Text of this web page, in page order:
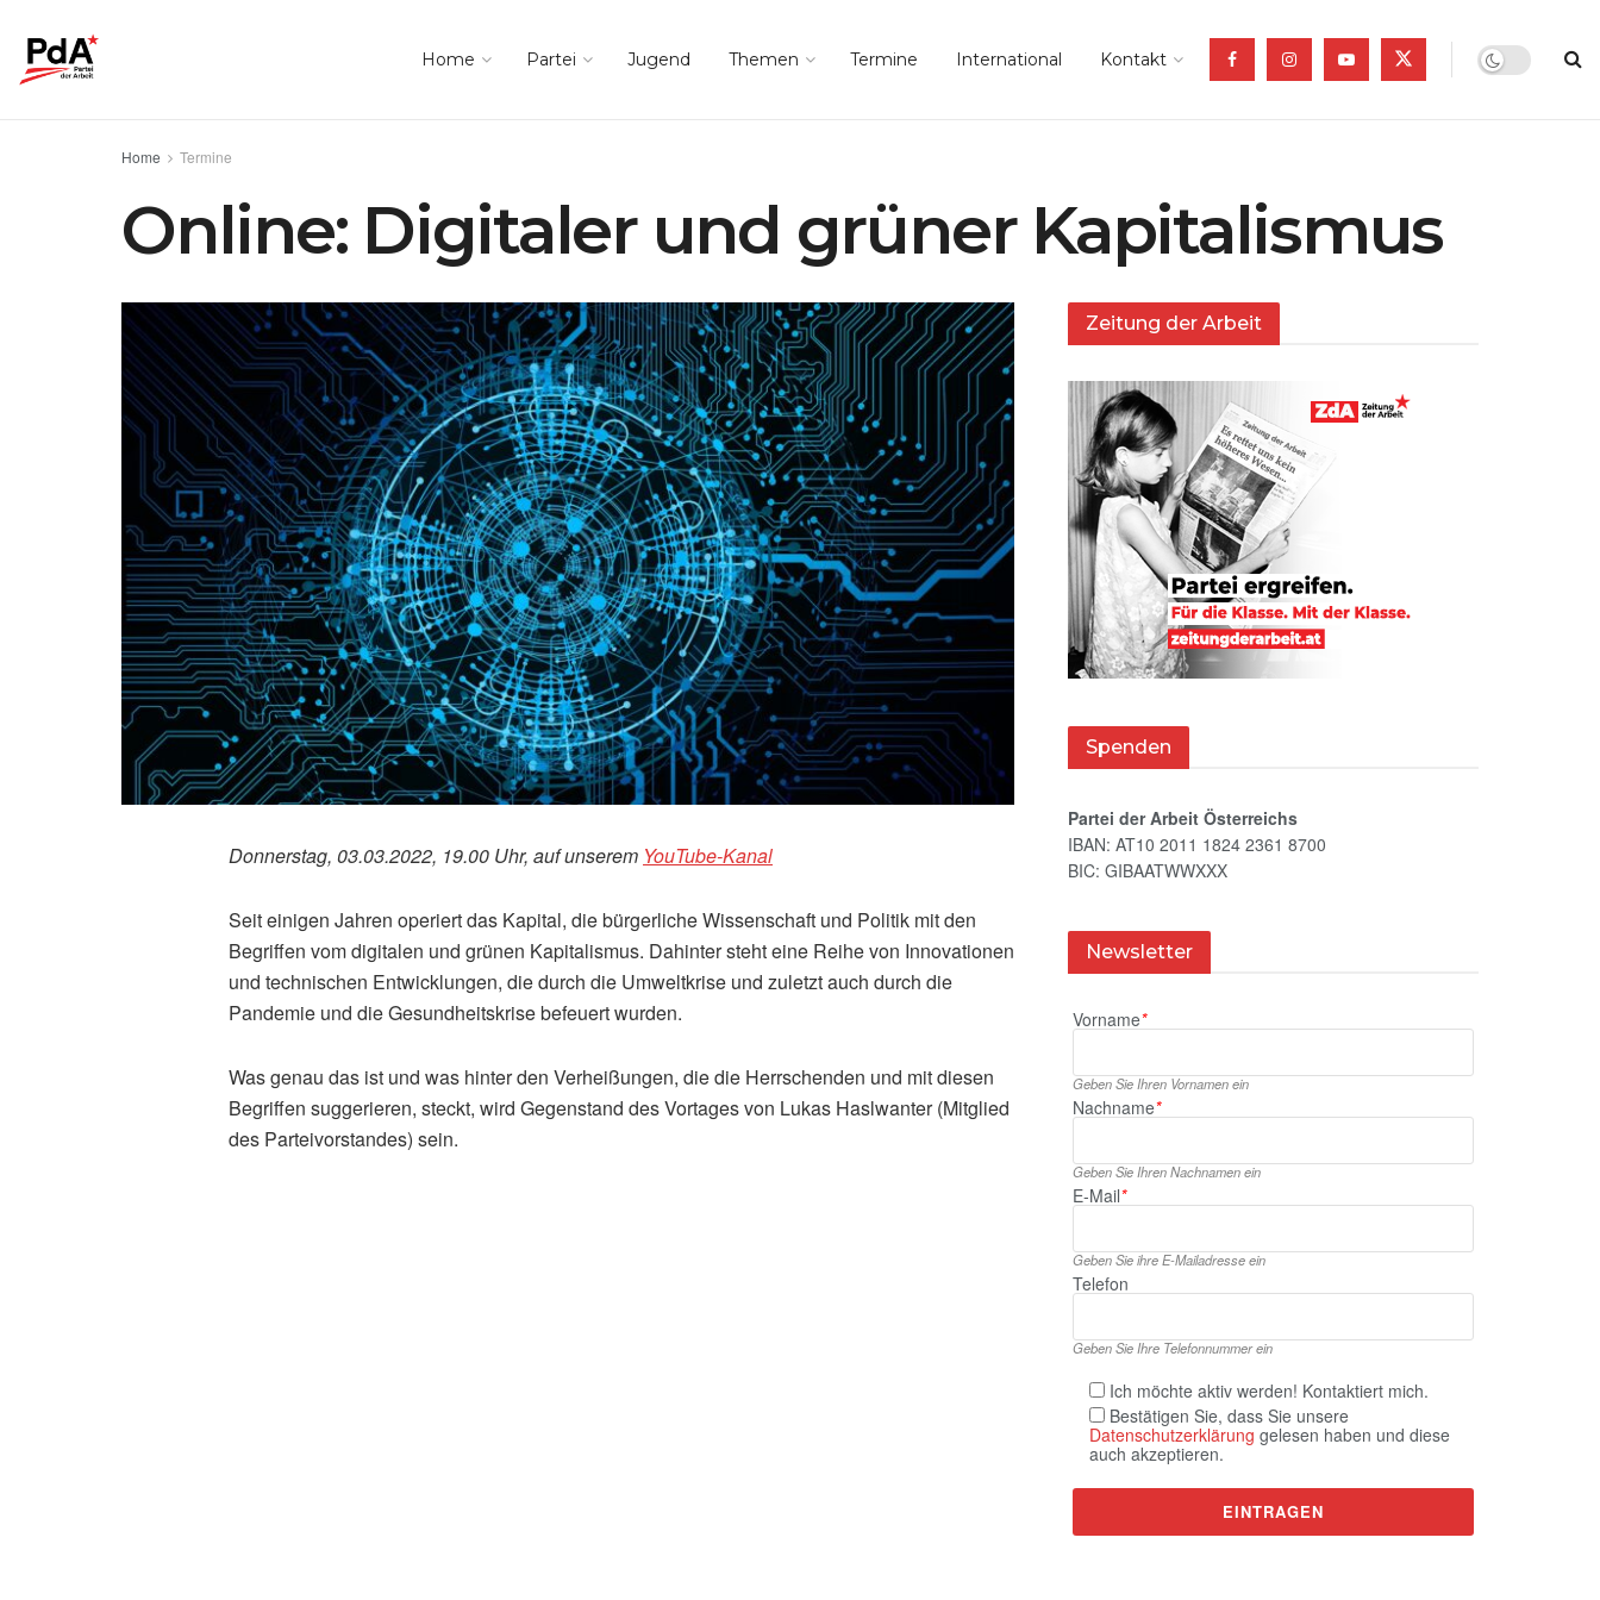
Home Partei Jugend Themen Termine International Kontakt
Home Termine
Online: Digitaler und grüner Kapitalismus
Donnerstag, 03.03.2022, 19.00 Uhr, auf unserem YouTube-Kanal
Seit einigen Jahren operiert das Kapital, die bürgerliche Wissenschaft und Politik mit den
Begriffen vom digitalen und grünen Kapitalismus. Dahinter steht eine Reihe von Innovationen
und technischen Entwicklungen, die durch die Umweltkrise und zuletzt auch durch die
Pandemie und die Gesundheitskrise befeuert wurden.
Was genau das ist und was hinter den Verheißungen, die die Herrschenden und mit diesen
Begriffen suggerieren, steckt, wird Gegenstand des Vortages von Lukas Haslwanter (Mitglied
des Parteivorstandes) sein.
Zeitung der Arbeit
Spenden
Partei der Arbeit Österreichs
IBAN: AT10 2011 1824 2361 8700
BIC: GIBAATWWXXX
Newsletter
Vorname*
Geben Sie Ihren Vornamen ein
Nachname*
Geben Sie Ihren Nachnamen ein
E‑Mail*
Geben Sie ihre E‑Mailadresse ein
Telefon
Geben Sie Ihre Telefonnummer ein
Ich möchte aktiv werden! Kontaktiert mich.
Bestätigen Sie, dass Sie unsere
Datenschutzerklärung gelesen haben und diese
auch akzeptieren.